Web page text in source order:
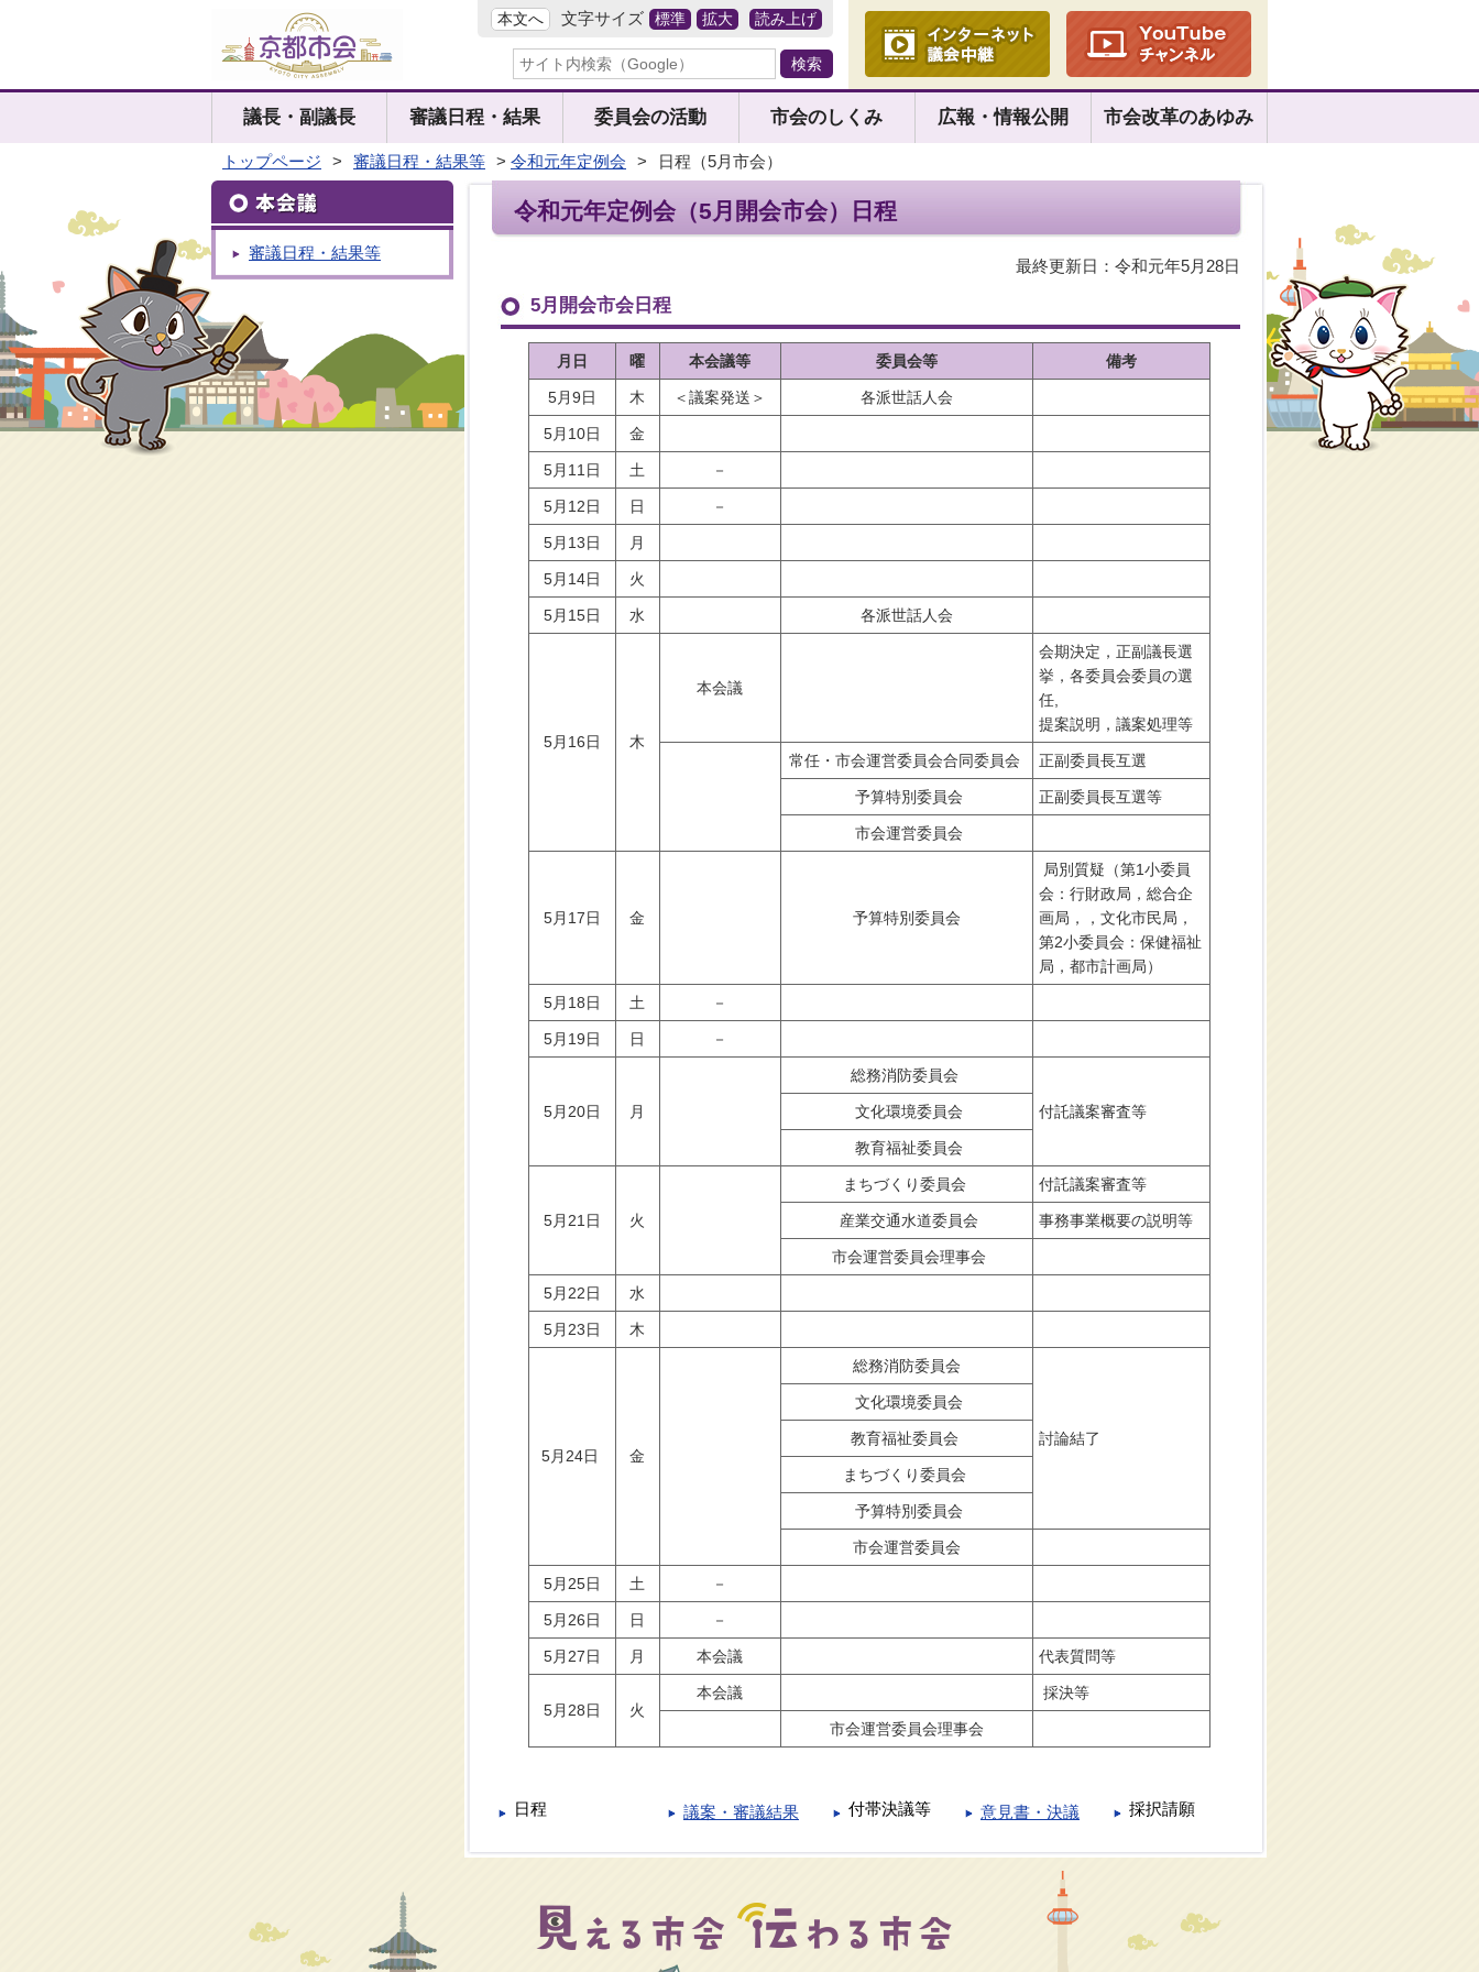
本文へ 文字サイズ 標準 拡大 読み上げ
議長・副議長 審議日程・結果 委員会の活動 市会のしくみ 広報・情報公開 市会改革のあゆみ
トップページ > 審議日程・結果等 > 令和元年定例会 > 日程（5月市会）
審議日程・結果等
令和元年定例会（5月開会市会）日程
最終更新日：令和元年5月28日
5月開会市会日程
月日 曜 本会議等 委員会等 備考
5月9日 木 ＜議案発送＞ 各派世話人会
5月10日 金
5月11日 土 －
5月12日 日 －
5月13日 月
5月14日 火
5月15日 水 各派世話人会
5月16日 木
本会議
会期決定，正副議長選
挙，各委員会委員の選
任,
提案説明，議案処理等
常任・市会運営委員会合同委員会 正副委員長互選
予算特別委員会 正副委員長互選等
市会運営委員会
5月17日 金 予算特別委員会
局別質疑（第1小委員
会：行財政局，総合企
画局，，文化市民局，
第2小委員会：保健福祉
局，都市計画局）
5月18日 土 －
5月19日 日 －
5月20日 月
総務消防委員会
付託議案審査等
文化環境委員会
教育福祉委員会
5月21日 火
まちづくり委員会 付託議案審査等
産業交通水道委員会 事務事業概要の説明等
市会運営委員会理事会
5月22日 水
5月23日 木
5月24日 金
総務消防委員会
討論結了
文化環境委員会
教育福祉委員会
まちづくり委員会
予算特別委員会
市会運営委員会
5月25日 土 －
5月26日 日 －
5月27日 月 本会議 代表質問等
5月28日 火
本会議 採決等
市会運営委員会理事会
日程 議案・審議結果 付帯決議等 意見書・決議 採択請願